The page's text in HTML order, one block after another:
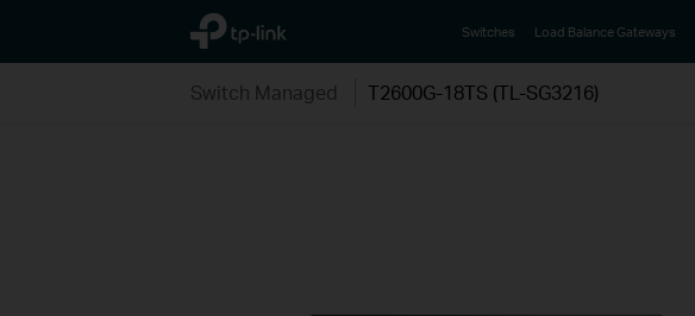
TP-Link, Reliably Smart Switches Load Balance Gateways
Switch Managed T2600G-18TS (TL-SG3216)